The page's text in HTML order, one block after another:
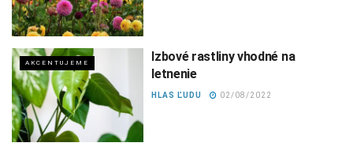
AKCENTUJEME
Izbové rastliny vhodné na
letnenie
HLAS ĽUDU 02/08/2022